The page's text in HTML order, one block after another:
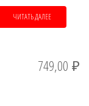
ЧИТАТЬ ДАЛЕЕ
749,00 ₽